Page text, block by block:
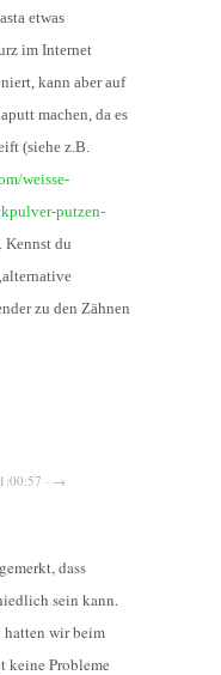
etwas
im Internet
kann aber auf
machen, da es
(siehe z.B.
weisse-
putzen-
Kennst du
zu den Zähnen
· →
dass
sein kann.
hatten wir beim
keine Probleme